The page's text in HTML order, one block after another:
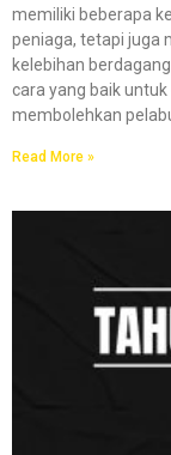
memiliki beberapa
peniaga, tetapi juga
kelebihan
cara yang baik
membolehkan
Read More »